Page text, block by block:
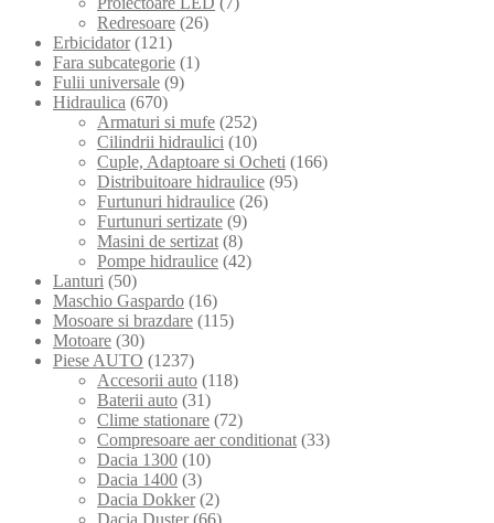
Redresoare (26)
Erbicidator (121)
Fara subcategorie (1)
Fulii universale (9)
Hidraulica (670)
Armaturi si mufe (252)
Cilindrii hidraulici (10)
Cuple, Adaptoare si Ocheti (166)
Distribuitoare hidraulice (95)
Furtunuri hidraulice (26)
Furtunuri sertizate (9)
Masini de sertizat (8)
Pompe hidraulice (42)
Lanturi (50)
Maschio Gaspardo (16)
Mosoare si brazdare (115)
Motoare (30)
Piese AUTO (1237)
Accesorii auto (118)
Baterii auto (31)
Clime stationare (72)
Compresoare aer conditionat (33)
Dacia 1300 (10)
Dacia 1400 (3)
Dacia Dokker (2)